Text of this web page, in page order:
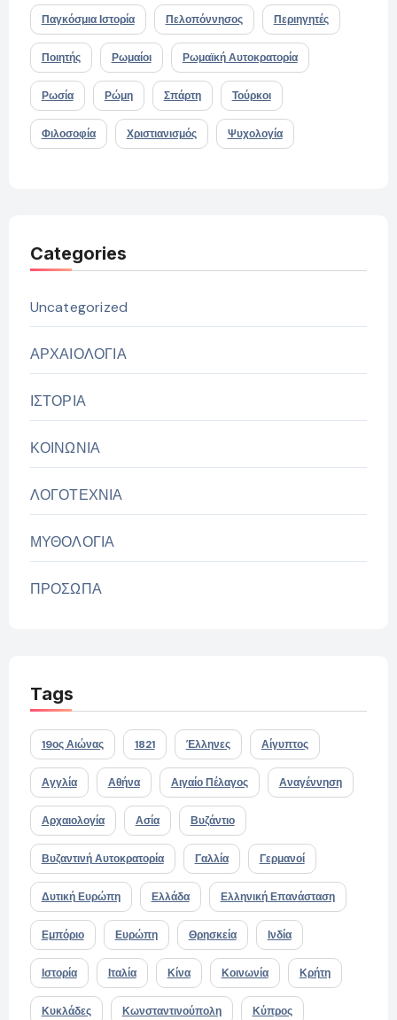
Παγκόσμια Ιστορία Πελοπόννησος Περιηγητές
Ποιητής Ρωμαίοι Ρωμαϊκή Αυτοκρατορία
Ρωσία Ρώμη Σπάρτη Τούρκοι
Φιλοσοφία Χριστιανισμός Ψυχολογία
Categories
Uncategorized
ΑΡΧΑΙΟΛΟΓΙΑ
ΙΣΤΟΡΙΑ
ΚΟΙΝΩΝΙΑ
ΛΟΓΟΤΕΧΝΙΑ
ΜΥΘΟΛΟΓΙΑ
ΠΡΟΣΩΠΑ
Tags
19ος Αιώνας 1821 Έλληνες Αίγυπτος
Αγγλία Αθήνα Αιγαίο Πέλαγος Αναγέννηση
Αρχαιολογία Ασία Βυζάντιο
Βυζαντινή Αυτοκρατορία Γαλλία Γερμανοί
Δυτική Ευρώπη Ελλάδα Ελληνική Επανάσταση
Εμπόριο Ευρώπη Θρησκεία Ινδία
Ιστορία Ιταλία Κίνα Κοινωνία Κρήτη
Κυκλάδες Κωνσταντινούπολη Κύπρος